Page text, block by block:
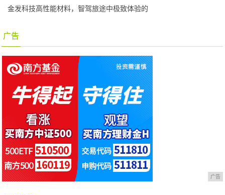
金发科技高性能材料，智驾旅途中极致体验的
广告
广告